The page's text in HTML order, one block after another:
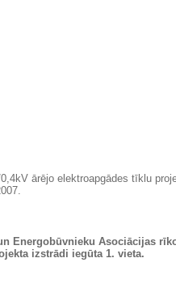
ārējo elektroapgādes tīklu
Energobūvnieku Asociācijas
izstrādi iegūta 1. vieta.